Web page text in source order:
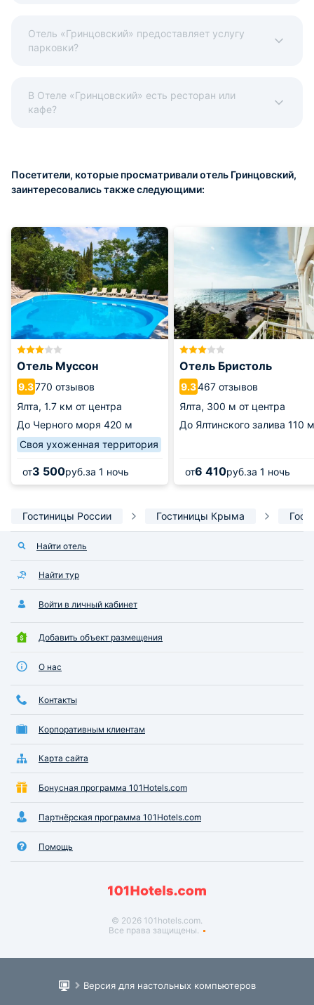
Отель «Гринцовский» предоставляет услугу
парковки?
В Отеле «Гринцовский» есть ресторан или
кафе?
Посетители, которые просматривали отель Гринцовский,
заинтересовались также следующими:
Отель Муссон
9.3770 отзывов
Ялта, 1.7 км от центра
До Черного моря 420 м
Своя ухоженная территория
от3 500руб.за 1 ночь
Отель Бристоль
9.3467 отзывов
Ялта, 300 м от центра
До Ялтинского залива 110 м
от6 410руб.за 1 ночь
Гостиницы России Гостиницы Крыма
Найти отель
Найти тур
Войти в личный кабинет
Добавить объект размещения
О нас
Контакты
Корпоративным клиентам
Карта сайта
Бонусная программа 101Hotels.com
Партнёрская программа 101Hotels.com
Помощь
© 2026 101hotels.com.
Все права защищены.
Версия для настольных компьютеров